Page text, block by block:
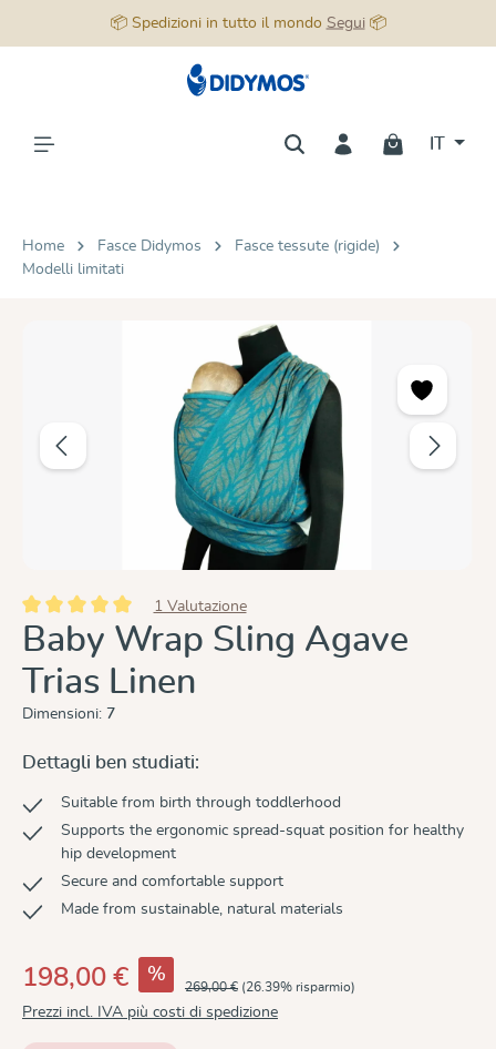
📦 Spedizioni in tutto il mondo Segui📦
Home Fasce Didymos
Fasce tessute (rigide)
Modelli limitati
Valutazione media di 5 su 5 stelle
1 Valutazione
Baby Wrap Sling Agave
Trias Linen
Dimensioni: 7
Dettagli ben studiati:
Suitable from birth through toddlerhood
Supports the ergonomic spread-squat position for healthy
hip development
Secure and comfortable support
Made from sustainable, natural materials
198,00 € %
269,00 € (26.39% risparmio)
Prezzi incl. IVA più costi di spedizione